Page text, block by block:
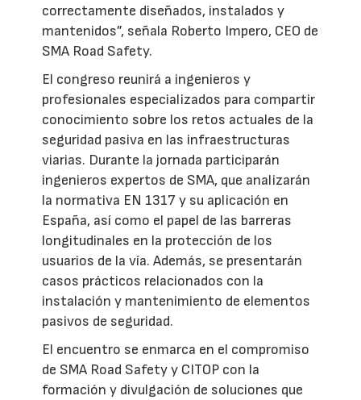
correctamente diseñados, instalados y
mantenidos”, señala Roberto Impero, CEO de
SMA Road Safety.
El congreso reunirá a ingenieros y
profesionales especializados para compartir
conocimiento sobre los retos actuales de la
seguridad pasiva en las infraestructuras
viarias. Durante la jornada participarán
ingenieros expertos de SMA, que analizarán
la normativa EN 1317 y su aplicación en
España, así como el papel de las barreras
longitudinales en la protección de los
usuarios de la vía. Además, se presentarán
casos prácticos relacionados con la
instalación y mantenimiento de elementos
pasivos de seguridad.
El encuentro se enmarca en el compromiso
de SMA Road Safety y CITOP con la
formación y divulgación de soluciones que